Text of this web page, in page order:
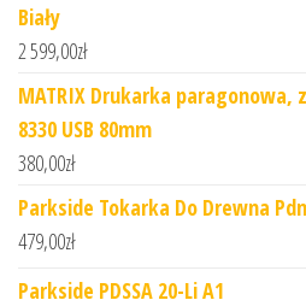
Biały
2 599,00zł
MATRIX Drukarka paragonowa,
8330 USB 80mm
380,00zł
Parkside Tokarka Do Drewna
479,00zł
Parkside PDSSA 20-Li A1